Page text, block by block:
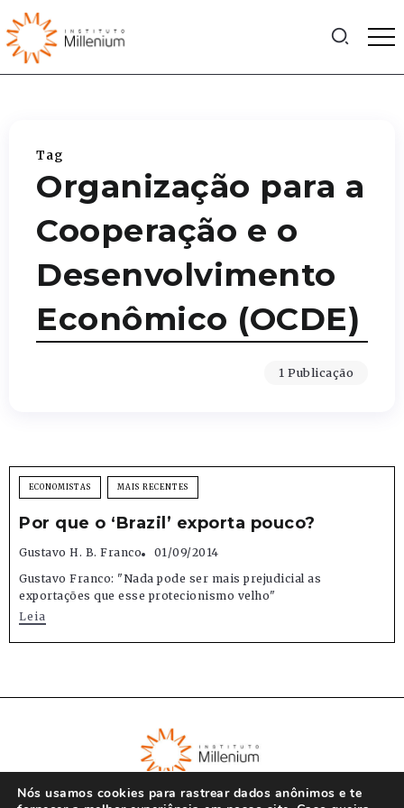
Tag
Organização para a
Cooperação e o
Desenvolvimento
Econômico (OCDE)
1 Publicação
ECONOMISTAS MAIS RECENTES
Por que o ‘Brazil’ exporta pouco?
Gustavo H. B. Franco
01/09/2014
Gustavo Franco: "Nada pode ser mais prejudicial as
exportações que esse protecionismo velho"
Leia
Nós usamos cookies para rastrear dados anônimos e te